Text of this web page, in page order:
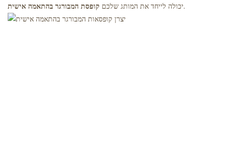
קופסת המבורגר בהתאמה אישית
יכולה לייחד את המותג שלכם.